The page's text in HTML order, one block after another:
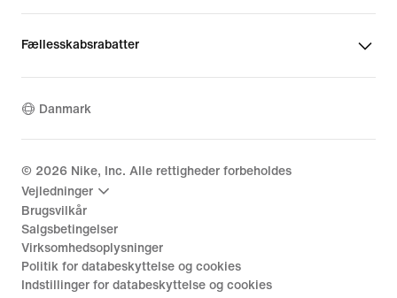
Fællesskabsrabatter
Danmark
© 2026 Nike, Inc. Alle rettigheder forbeholdes
Vejledninger
Brugsvilkår
Salgsbetingelser
Virksomhedsoplysninger
Politik for databeskyttelse og cookies
Indstillinger for databeskyttelse og cookies